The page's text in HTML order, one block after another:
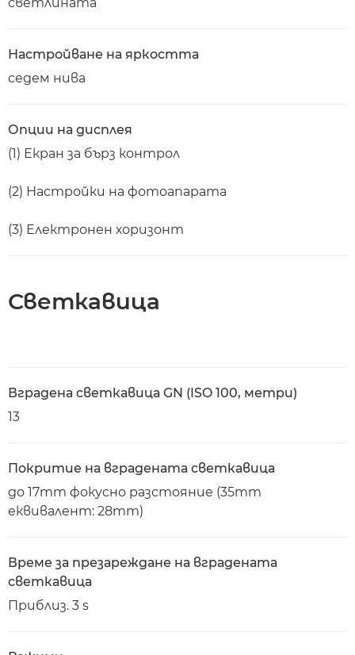
Настройване на яркостта
седем нива
Опции на дисплея
(1) Екран за бърз контрол
(2) Настройки на фотоапарата
(3) Електронен хоризонт
Светкавица
Вградена светкавица GN (ISO 100, метри)
13
Покритие на вградената светкавица
до 17mm фокусно разстояние (35mm
еквивалент: 28mm)
Време за презареждане на вградената
светкавица
Приблиз. 3 s